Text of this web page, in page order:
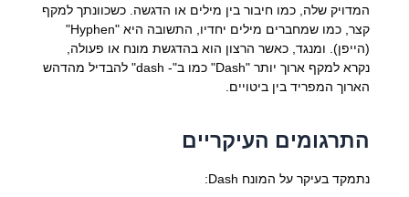
המדויק שלה, כמו חיבור בין מילים או הדגשה. כשכוונתך למקף
קצר, כמו שמחברים מילים יחדיו, התשובה היא "Hyphen"
(הייפן). ומנגד, כאשר הרצון הוא בהדגשת מונח או פעולה,
נקרא למקף ארוך יותר "Dash" כמו ב"- dash" להבדיל מהדהש
הארוך המפריד בין ביטויים.
התרגומים העיקריים
נתמקד בעיקר על המונח Dash: